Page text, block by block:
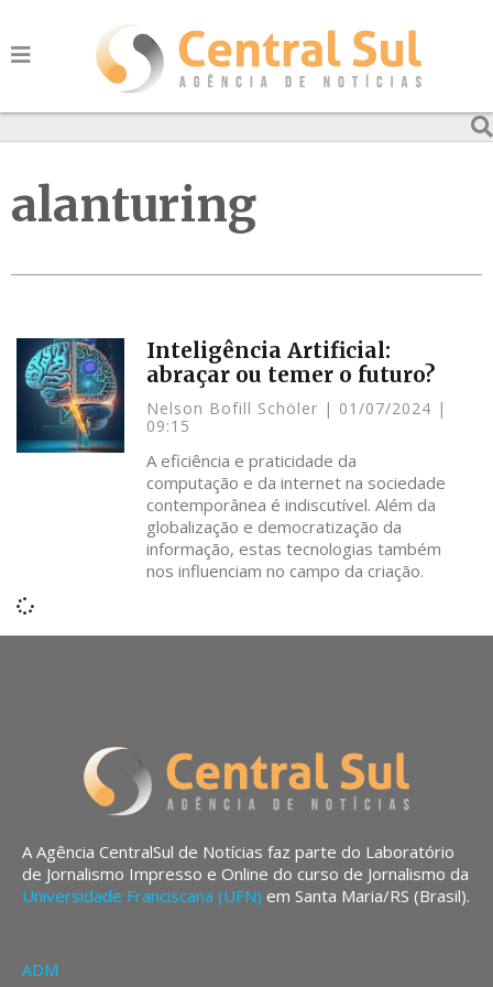
alanturing
Inteligência Artificial:
abraçar ou temer o futuro?
Nelson Bofill Schöler
01/07/2024
09:15
A eficiência e praticidade da
computação e da internet na sociedade
contemporânea é indiscutível. Além da
globalização e democratização da
informação, estas tecnologias também
nos influenciam no campo da criação.
A Agência CentralSul de Notícias faz parte do Laboratório
de Jornalismo Impresso e Online do curso de Jornalismo da
Universidade Franciscana (UFN) em Santa Maria/RS (Brasil).
ADM